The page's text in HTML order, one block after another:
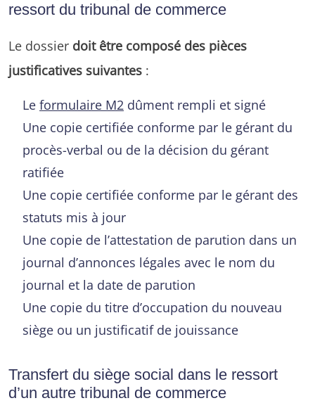
ressort du tribunal de commerce
Le dossier doit être composé des pièces
justificatives suivantes :
Le formulaire M2 dûment rempli et signé
Une copie certifiée conforme par le gérant du
procès-verbal ou de la décision du gérant
ratifiée
Une copie certifiée conforme par le gérant des
statuts mis à jour
Une copie de l’attestation de parution dans un
journal d’annonces légales avec le nom du
journal et la date de parution
Une copie du titre d’occupation du nouveau
siège ou un justificatif de jouissance
Transfert du siège social dans le ressort
d’un autre tribunal de commerce